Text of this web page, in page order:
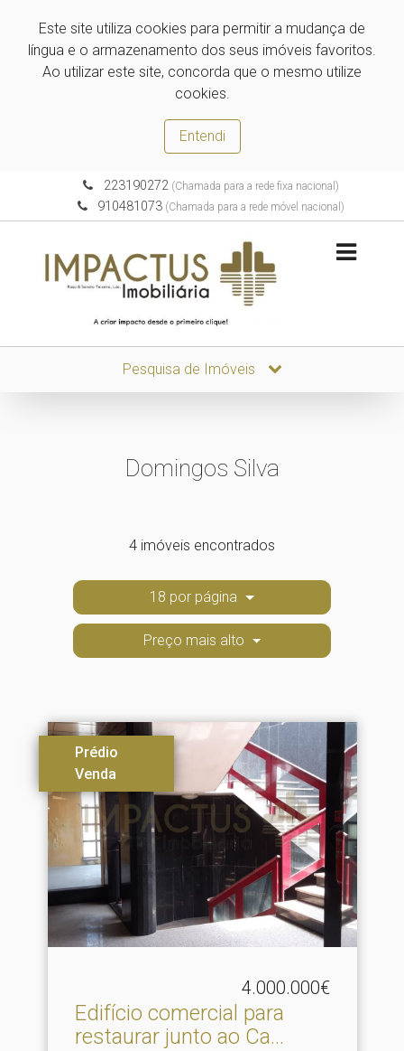
Este site utiliza cookies para permitir a mudança de
língua e o armazenamento dos seus imóveis favoritos.
Ao utilizar este site, concorda que o mesmo utilize
cookies.
Entendi
223190272(Chamada para a rede fixa nacional)
910481073 (Chamada para a rede móvel nacional)
Pesquisa de Imóveis
Domingos Silva
4 imóveis encontrados
18 por página
Preço mais alto
Prédio
Venda
4.000.000€
Edifício comercial para
restaurar junto ao Ca.​..